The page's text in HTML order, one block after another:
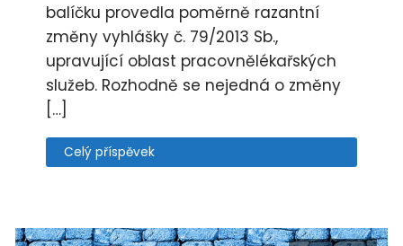
balíčku provedla poměrně razantní
změny vyhlášky č. 79/2013 Sb.,
upravující oblast pracovnělékařských
služeb. Rozhodně se nejedná o změny
[…]
Celý příspěvek